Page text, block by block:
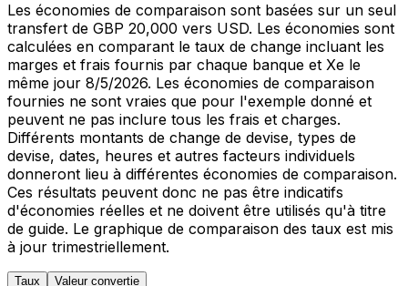
Les économies de comparaison sont basées sur un seul
transfert de GBP 20,000 vers USD. Les économies sont
calculées en comparant le taux de change incluant les
marges et frais fournis par chaque banque et Xe le
même jour 8/5/2026. Les économies de comparaison
fournies ne sont vraies que pour l'exemple donné et
peuvent ne pas inclure tous les frais et charges.
Différents montants de change de devise, types de
devise, dates, heures et autres facteurs individuels
donneront lieu à différentes économies de comparaison.
Ces résultats peuvent donc ne pas être indicatifs
d'économies réelles et ne doivent être utilisés qu'à titre
de guide. Le graphique de comparaison des taux est mis
à jour trimestriellement.
Taux Valeur convertie